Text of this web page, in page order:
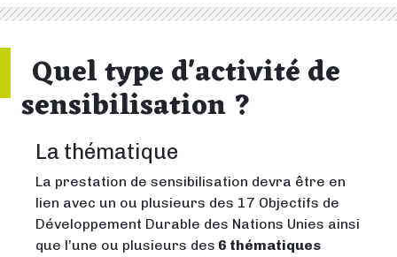
Quel type d'activité de
sensibilisation ?
La thématique
La prestation de sensibilisation devra être en
lien avec un ou plusieurs des 17 Objectifs de
Développement Durable des Nations Unies ainsi
que l’une ou plusieurs des 6 thématiques